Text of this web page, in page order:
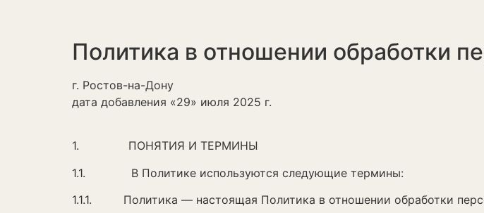
Политика в отношении обработки
г. Ростов-на-Дону
дата добавления «29» июля 2025 г.
1. ПОНЯТИЯ И ТЕРМИНЫ
1.1. В Политике используются следующие термины:
1.1.1. Политика — настоящая Политика в отношении обработки